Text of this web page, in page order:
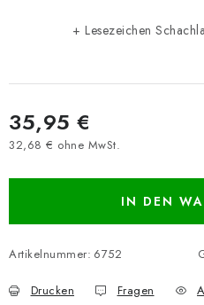
+ Lesezeichen
35,95 €
32,68 € ohne MwSt.
IN DEN
Artikelnummer: 6752
Drucken Fragen